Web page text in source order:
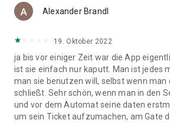
Alexander Brandl
19. Oktober 2022
ja bis vor einiger Zeit war die App
ist sie einfach nur kaputt. Man ist jedes
man sie benutzen will, selbst wenn man
schließt. Sehr schön, wenn man in den
und vor dem Automat seine daten
um sein Ticket aufzumachen, am Gate